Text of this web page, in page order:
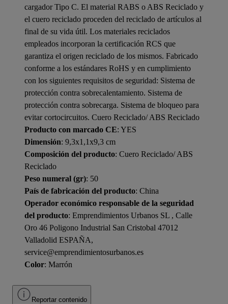
cargador Tipo C. El material RABS o ABS Reciclado y
el cuero reciclado proceden del reciclado de artículos al
final de su vida útil. Los materiales reciclados
empleados incorporan la certificación RCS que
garantiza el origen reciclado de los mismos. Fabricado
conforme a los estándares RoHS y en cumplimiento
con los siguientes requisitos de seguridad: Sistema de
protección contra sobrecalentamiento. Sistema de
protección contra sobrecarga. Sistema de bloqueo para
evitar cortocircuitos. Cuero Reciclado/ ABS Reciclado
Producto con marcado CE: YES
Dimensión: 9,3x1,1x9,3 cm
Composición del producto: Cuero Reciclado/ ABS
Reciclado
Peso numeral (gr): 50
País de fabricación del producto: China
Operador económico responsable de la seguridad
del producto: Emprendimientos Urbanos SL , Calle
Oro 46 Poligono Industrial San Cristobal 47012
Valladolid ESPAÑA,
service@emprendimientosurbanos.es
Color: Marrón
Reportar contenido